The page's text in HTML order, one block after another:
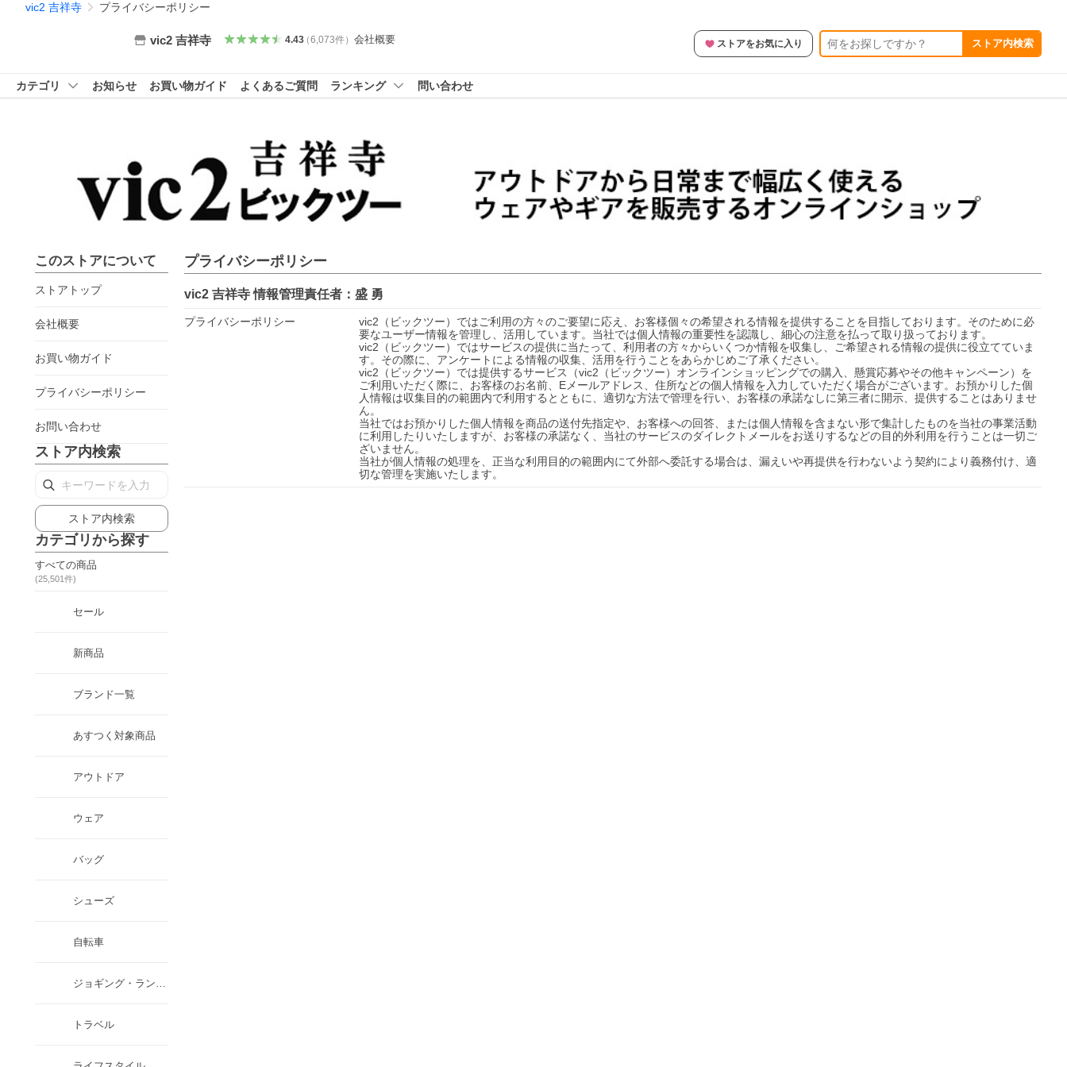
vic2 吉祥寺 プライバシーポリシー
vic2 吉祥寺 4.43（6,073件） 会社概要 ストアをお気に入り ストア内検索
カテゴリ お知らせ お買い物ガイド よくあるご質問 ランキング 問い合わせ
このストアについて
ストアトップ
会社概要
お買い物ガイド
プライバシーポリシー
お問い合わせ
ストア内検索
ストア内検索
カテゴリから探す
すべての商品
(25,501件)
セール
新商品
ブランド一覧
あすつく対象商品
アウトドア
ウェア
バッグ
シューズ
自転車
ジョギング・ランニング・トレラン
トラベル
プライバシーポリシー
vic2 吉祥寺情報管理責任者： 盛 勇
プライバシーポリシー
vic2（ビックツー）ではご利用の方々のご要望に応え、お客様個々の希望される情報を提供することを目指しております。そのために必
要なユーザー情報を管理し、活用しています。当社では個人情報の重要性を認識し、細心の注意を払って取り扱っております。
vic2（ビックツー）ではサービスの提供に当たって、利用者の方々からいくつか情報を収集し、ご希望される情報の提供に役立てていま
す。その際に、アンケートによる情報の収集、活用を行うことをあらかじめご了承ください。
vic2（ビックツー）では提供するサービス（vic2（ビックツー）オンラインショッピングでの購入、懸賞応募やその他キャンペーン）を
ご利用いただく際に、お客様のお名前、Eメールアドレス、住所などの個人情報を入力していただく場合がございます。お預かりした個
人情報は収集目的の範囲内で利用するとともに、適切な方法で管理を行い、お客様の承諾なしに第三者に開示、提供することはありませ
ん。
当社ではお預かりした個人情報を商品の送付先指定や、お客様への回答、または個人情報を含まない形で集計したものを当社の事業活動
に利用したりいたしますが、お客様の承諾なく、当社のサービスのダイレクトメールをお送りするなどの目的外利用を行うことは一切ご
ざいません。
当社が個人情報の処理を、正当な利用目的の範囲内にて外部へ委託する場合は、漏えいや再提供を行わないよう契約により義務付け、適
切な管理を実施いたします。